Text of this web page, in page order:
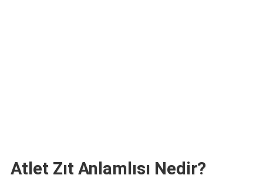
Atlet Zıt Anlamlısı Nedir?